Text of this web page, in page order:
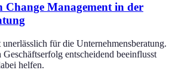
Change Management in der
für die Unternehmensberatung.
entscheidend beeinflusst
helfen.